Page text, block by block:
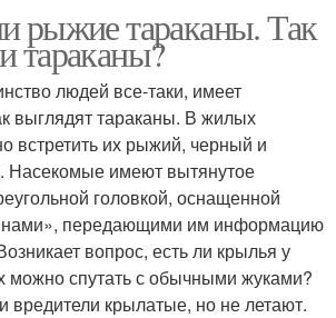
рыжие тараканы. Так
тараканы?
людей все-таки, имеет
выглядят тараканы. В жилых
встретить их рыжий, черный и
Насекомые имеют вытянутое
головкой, оснащенной
передающими им информацию
вопрос, есть ли крылья у
можно спутать с обычными жуками?
вредители крылатые, но не летают.